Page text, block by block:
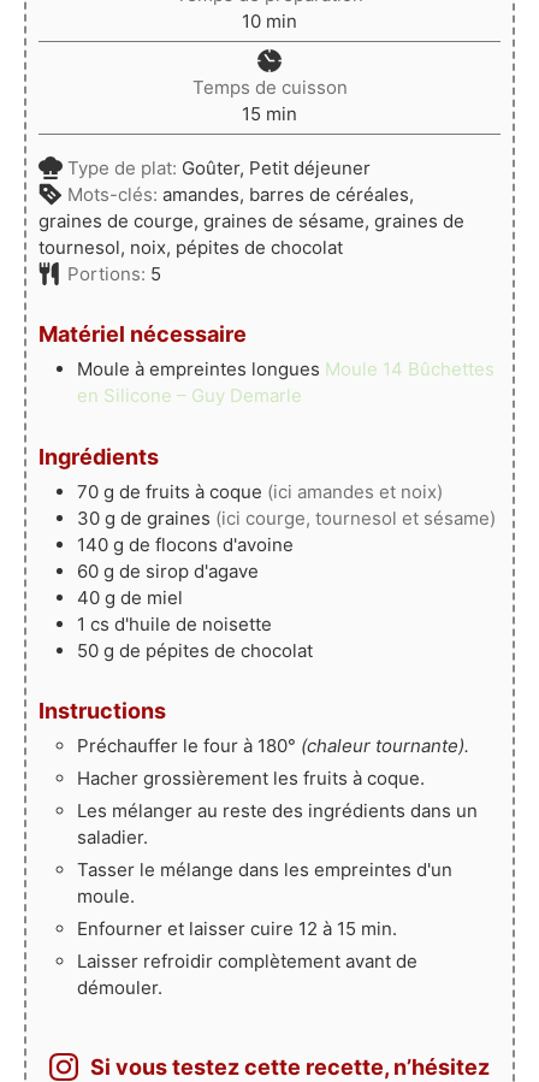
10minutes
min
Temps de cuisson
15 minutes
min
Type de plat: Goûter, Petit déjeuner
Mots-clés: amandes, barres de céréales,
graines de courge, graines de sésame, graines de
tournesol, noix, pépites de chocolat
Portions: 5
Matériel nécessaire
Moule à empreintes longues Moule 14 Bûchettes
en Silicone – Guy Demarle
Ingrédients
70 g de fruits à coque (ici amandes et noix)
30 g de graines (ici courge, tournesol et sésame)
140 g de flocons d'avoine
60 g de sirop d'agave
40 g de miel
1 cs d'huile de noisette
50 g de pépites de chocolat
Instructions
Préchauffer le four à 180° (chaleur tournante).
Hacher grossièrement les fruits à coque.
Les mélanger au reste des ingrédients dans un
saladier.
Tasser le mélange dans les empreintes d'un
moule.
Enfourner et laisser cuire 12 à 15 min.
Laisser refroidir complètement avant de
démouler.
Si vous testez cette recette, n’hésitez